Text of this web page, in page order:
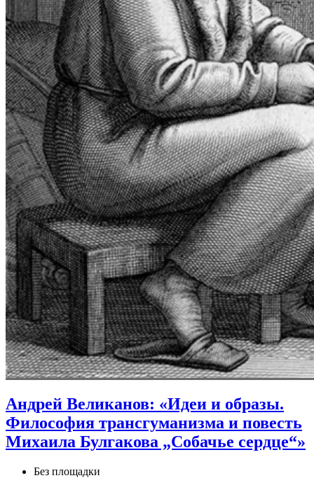
Андрей Великанов: «Идеи и образы.
Философия трансгуманизма и повесть
Михаила Булгакова „Собачье сердце“»
Без площадки